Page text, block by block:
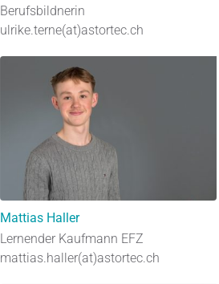
Berufsbildnerin
ulrike.terne(at)astortec.ch
Mattias Haller
Lernender Kaufmann EFZ
mattias.haller(at)astortec.ch